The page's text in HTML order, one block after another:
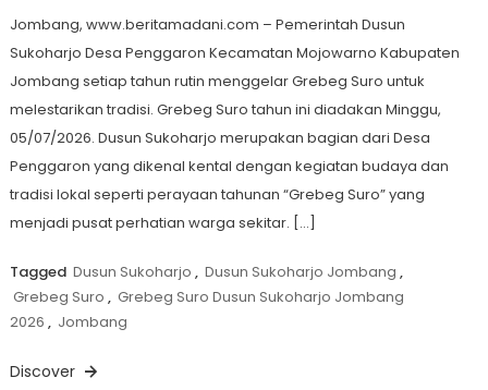
Jombang, www.beritamadani.com – Pemerintah Dusun
Sukoharjo Desa Penggaron Kecamatan Mojowarno Kabupaten
Jombang setiap tahun rutin menggelar Grebeg Suro untuk
melestarikan tradisi. Grebeg Suro tahun ini diadakan Minggu,
05/07/2026. Dusun Sukoharjo merupakan bagian dari Desa
Penggaron yang dikenal kental dengan kegiatan budaya dan
tradisi lokal seperti perayaan tahunan “Grebeg Suro” yang
menjadi pusat perhatian warga sekitar. […]
Tagged Dusun Sukoharjo , Dusun Sukoharjo Jombang ,
Grebeg Suro , Grebeg Suro Dusun Sukoharjo Jombang
2026 , Jombang
Discover